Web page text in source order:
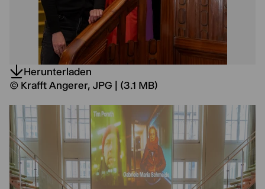
Herunterladen
© Krafft Angerer, JPG | (3.1 MB)